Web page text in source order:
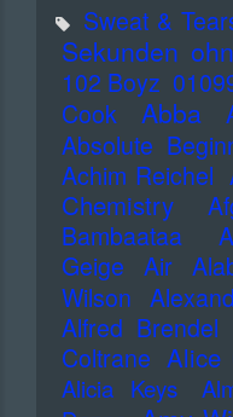
Sweat &
Sekunden
102 Boyz
Cook
Abba
Absolute
Achim Reichel
Chemistry
Bambaataa
Geige
Air
Wilson
Alfred Brendel
Coltrane Alice
Alicia Keys